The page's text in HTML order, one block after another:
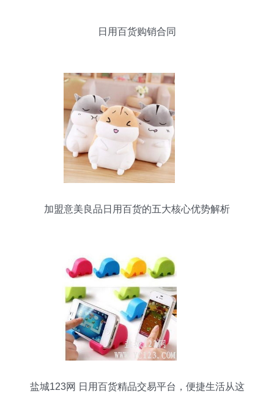
日用百货购销合同
加盟意美良品日用百货的五大核心优势解析
盐城123网 日用百货精品交易平台，便捷生活从这